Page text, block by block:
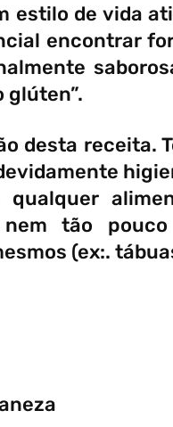
estilo de vida
encontrar
glúten”.
desta receita.
tão
(ex:.